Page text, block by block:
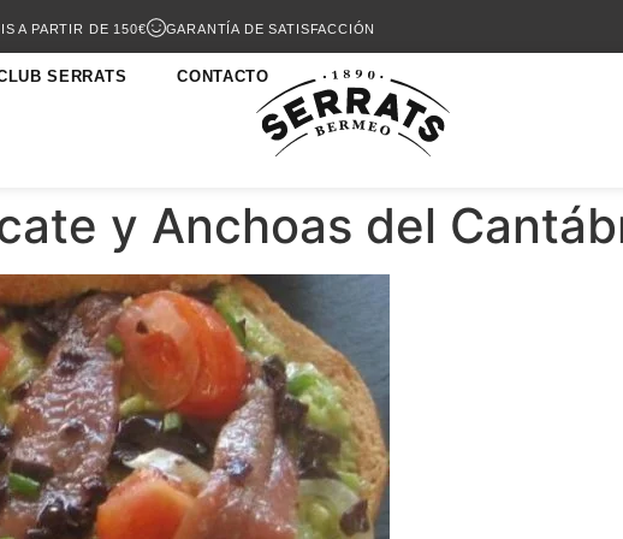
A PARTIR DE 150€ GARANTÍA DE SATISFACCIÓN
SERRATS CONTACTO
y Anchoas del